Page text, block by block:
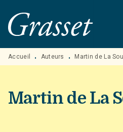
MENU RECHERCHE
PIED DE PAGE
Accueil • Auteurs • Martin de La
Martin de La